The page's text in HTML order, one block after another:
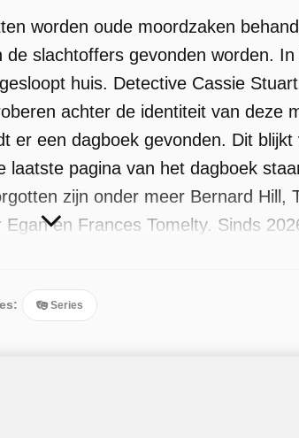
worden oude moordzaken
slachtoffers gevonden worden.
huis. Detective Cassie
achter de identiteit van deze
er een dagboek gevonden. Dit
laatste pagina van het dagboek
zijn onder meer Bernard Hill,
en Frances Tomelty. Sinds
Series